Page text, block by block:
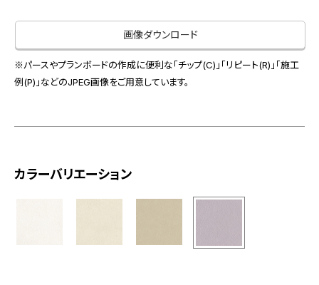
サンプル・カタログ請求／お問い合わせ（ビジネスのお客様）
スペースソリューション事業
オフィスソリューション事業
会社情報
採用情報
プライバシーポリシーサイトマップ関連団体リンク集
画像ダウンロード
※パースやプランボードの作成に便利な「チップ(C)」「リピート(R)」「施工
例(P)」などのJPEG画像をご用意しています。
カラーバリエーション